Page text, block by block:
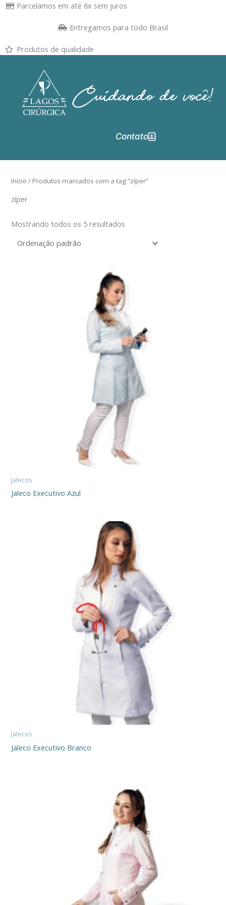
Parcelamos em até 6x sem juros
Entregamos para todo Brasil
Produtos de qualidade
Contato
Início / Produtos marcados com a tag “zíper”
zíper
Mostrando todos os 5 resultados
Jalecos
Jaleco Executivo Azul
Jalecos
Jaleco Executivo Branco